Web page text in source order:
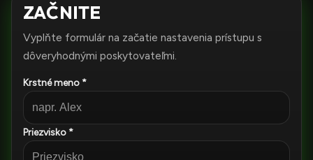
ZAČNITE
Vyplňte formulár na začatie nastavenia prístupu s
dôveryhodnými poskytovateľmi.
Krstné meno *
Priezvisko *